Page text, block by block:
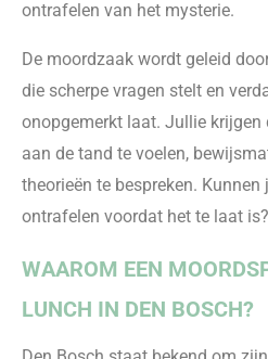
ontrafelen van het mysterie.
De moordzaak wordt geleid
die scherpe vragen stelt en
onopgemerkt laat. Jullie krijgen
aan de tand te voelen,
theorieën te bespreken.
ontrafelen voordat het te laat is?
WAAROM EEN
LUNCH IN DEN BOSCH?